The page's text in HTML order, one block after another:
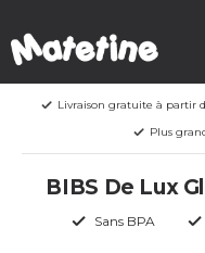
Livraison gratuite à partir
Plus
BIBS De Lux
Sans BPA